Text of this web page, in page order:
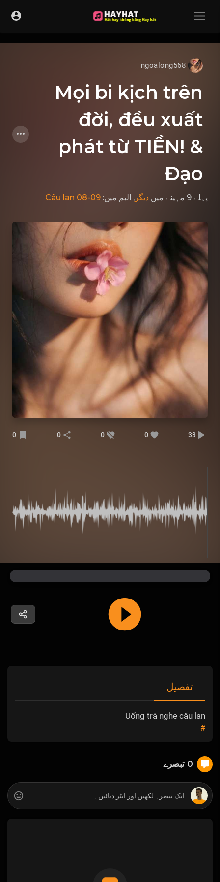
ngoalong568
Mọi bi kịch trên
đời, đều xuất
phát từ TIỀN! &
Đạo
پہلے 9 مہینے میں دیگر , البم میں: Câu lan 08-09
33
0
0
0
0
تفصیل
Uống trà nghe câu lan
#
0 تبصرے